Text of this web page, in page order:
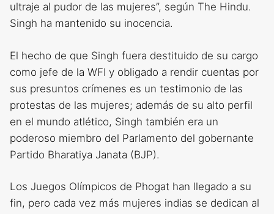
ultraje al pudor de las mujeres”, según The Hindu.
Singh ha mantenido su inocencia.
El hecho de que Singh fuera destituido de su cargo
como jefe de la WFI y obligado a rendir cuentas por
sus presuntos crímenes es un testimonio de las
protestas de las mujeres; además de su alto perfil
en el mundo atlético, Singh también era un
poderoso miembro del Parlamento del gobernante
Partido Bharatiya Janata (BJP).
Los Juegos Olímpicos de Phogat han llegado a su
fin, pero cada vez más mujeres indias se dedican al